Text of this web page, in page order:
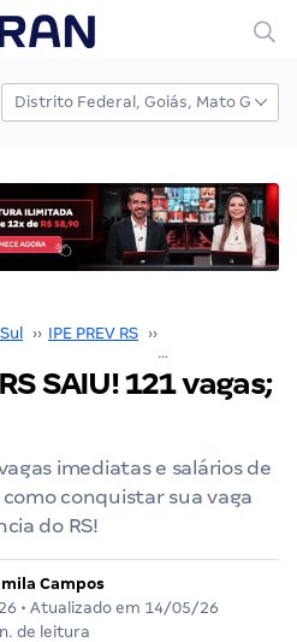
›› IPE PREV RS ››
SAIU! 121 vagas;
imediatas e salários de
conquistar sua vaga
do RS!
Campos
• Atualizado em 14/05/26
de leitura